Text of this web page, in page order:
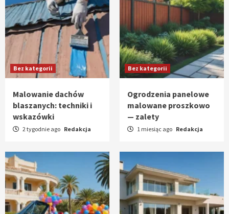
Bez kategorii
Malowanie dachów
blaszanych: techniki i
wskazówki
2 tygodnie ago Redakcja
Bez kategorii
Ogrodzenia panelowe
malowane proszkowo
— zalety
1 miesiąc ago Redakcja